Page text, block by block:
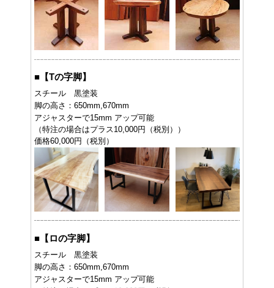
■ 【Tの字脚】
スチール 黒塗装
脚の高さ：650mm,670mm
アジャスターで15mm アップ可能
（特注の場合はプラス10,000円（税別））
価格60,000円（税別）
■ 【ロの字脚】
スチール 黒塗装
脚の高さ：650mm,670mm
アジャスターで15mm アップ可能